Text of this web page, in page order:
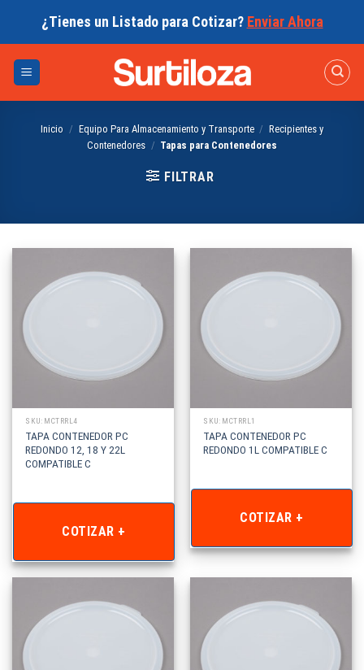
¿Tienes un Listado para Cotizar? Enviar Ahora
Inicio / Equipo Para Almacenamiento y Transporte / Recipientes y
Contenedores / Tapas para Contenedores
FILTRAR
SKU: MCTRRL4
TAPA CONTENEDOR PC
REDONDO 12, 18 Y 22L
COMPATIBLE C
COTIZAR +
SKU: MCTRRL1
TAPA CONTENEDOR PC
REDONDO 1L COMPATIBLE C
COTIZAR +